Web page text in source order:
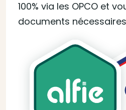
100% via les OPCO et
documents